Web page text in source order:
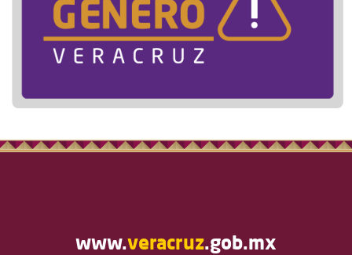
www.veracruz.gob.mx